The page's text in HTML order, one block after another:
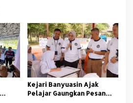
Kejari Banyuasin Ajak
Pelajar Gaungkan Pesan